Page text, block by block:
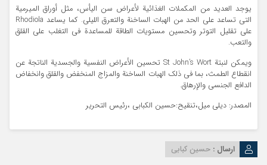
يوجد العديد من المكملات الغذائية لأعراض سن اليأس، مثل أوراق الميرمية
التي تساعد على الحد من الهبات الساخنة والتعرق الليلي. كما يساعد Rhodiola
على تقليل التوتر وتحسين مستويات الطاقة للمساعدة في التغلب على القلق
والتعب.
ويمكن لنبتة St John’s Wort تحسين الأعراض النفسية والجسدية الناتجة عن
انقطاع الطمث، بما في ذلك الهبات الساخنة والمزاج المنخفض والقلق وانخفاض
الدافع الجنسي والإرهاق.
المصدر: ديلي ميل،تنقیح:حسین الکبابی ،رئیس التحریر
ارسال : حسین کبابی